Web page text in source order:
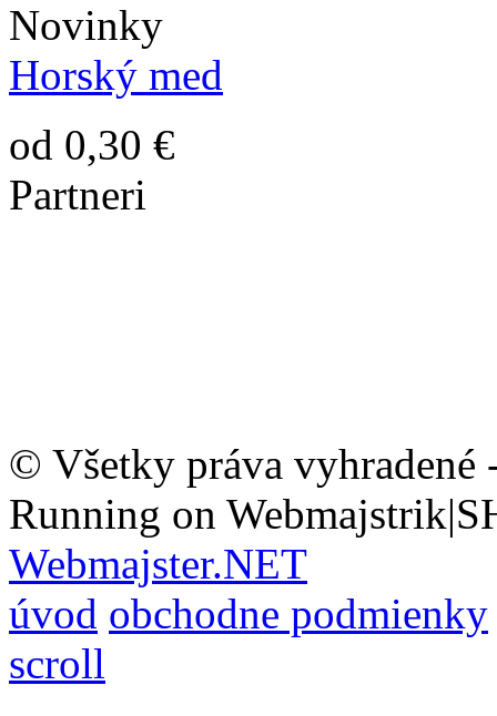
Novinky
Horský med
od 0,30 €
Partneri
© Všetky práva vyhradené
Running on
Webmajster.NET
úvod obchodne podmienky
scroll